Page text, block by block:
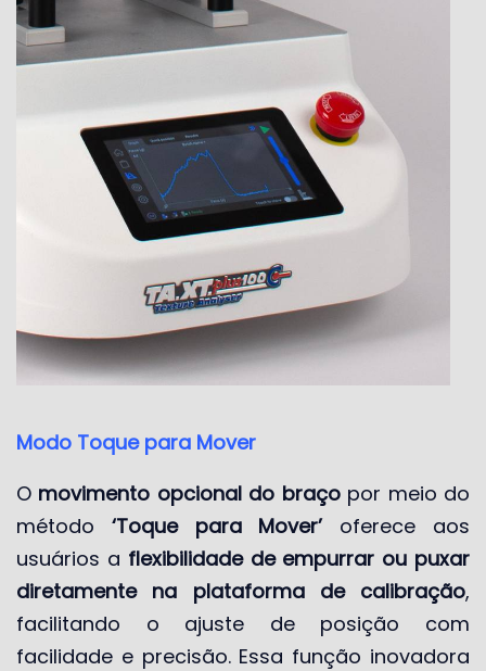
Modo Toque para Mover
O movimento opcional do braçopor meio do
método ‘Toque para Mover’oferece aos
usuários a flexibilidade de empurrar ou puxar
diretamente na plataforma de calibração,
facilitando o ajuste de posição com
facilidade e precisão. Essa função inovadora